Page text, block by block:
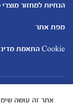
הנחיות למחזור
מפת אתר
Cookie התאמת מדיניות
אתר זה עושה